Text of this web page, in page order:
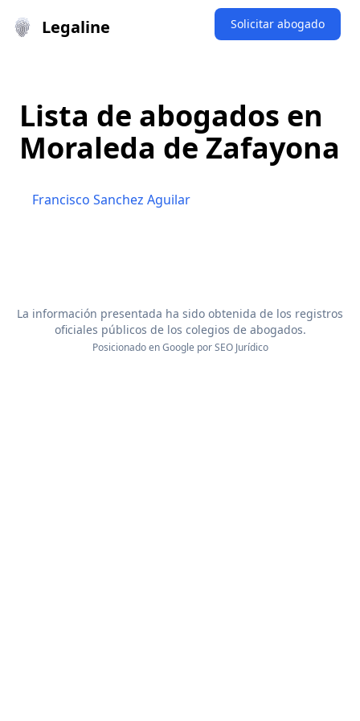
Legaline Solicitar abogado
Lista de abogados en
Moraleda de Zafayona
Francisco Sanchez Aguilar
La información presentada ha sido obtenida de los registros
oficiales públicos de los colegios de abogados.
Posicionado en Google porSEO Jurídico